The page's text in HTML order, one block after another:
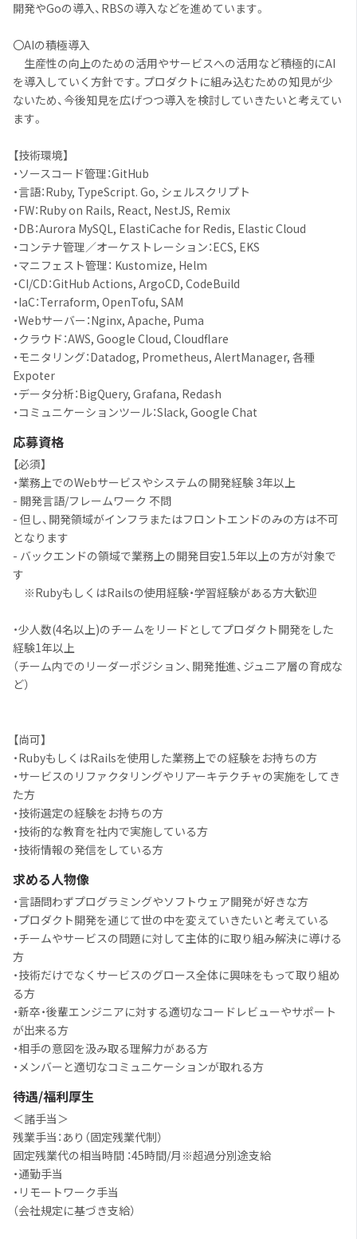
開発やGoの導入、RBSの導入などを進めています。
〇AIの積極導入
生産性の向上のための活用やサービスへの活用など積極的にAI
を導入していく方針です。プロダクトに組み込むための知見が少
ないため、今後知見を広げつつ導入を検討していきたいと考えてい
ます。
【技術環境】
・ソースコード管理：GitHub
・言語：Ruby, TypeScript. Go, シェルスクリプト
・FW：Ruby on Rails, React, NestJS, Remix
・DB：Aurora MySQL, ElastiCache for Redis, Elastic Cloud
・コンテナ管理／オーケストレーション：ECS, EKS
・マニフェスト管理： Kustomize, Helm
・CI/CD：GitHub Actions, ArgoCD, CodeBuild
・IaC：Terraform, OpenTofu, SAM
・Webサーバー：Nginx, Apache, Puma
・クラウド：AWS, Google Cloud, Cloudflare
・モニタリング：Datadog, Prometheus, AlertManager, 各種
Expoter
・データ分析：BigQuery, Grafana, Redash
・コミュニケーションツール：Slack, Google Chat
応募資格
【必須】
・業務上でのWebサービスやシステムの開発経験 3年以上
- 開発言語/フレームワーク 不問
- 但し、開発領域がインフラまたはフロントエンドのみの方は不可
となります
- バックエンドの領域で業務上の開発目安1.5年以上の方が対象で
す
※RubyもしくはRailsの使用経験・学習経験がある方大歓迎
・少人数(4名以上)のチームをリードとしてプロダクト開発をした
経験1年以上
（チーム内でのリーダーポジション、開発推進、ジュニア層の育成な
ど）
【尚可】
・RubyもしくはRailsを使用した業務上での経験をお持ちの方
・サービスのリファクタリングやリアーキテクチャの実施をしてき
た方
・技術選定の経験をお持ちの方
・技術的な教育を社内で実施している方
・技術情報の発信をしている方
求める人物像
・言語問わずプログラミングやソフトウェア開発が好きな方
・プロダクト開発を通じて世の中を変えていきたいと考えている
・チームやサービスの問題に対して主体的に取り組み解決に導ける
方
・技術だけでなくサービスのグロース全体に興味をもって取り組め
る方
・新卒・後輩エンジニアに対する適切なコードレビューやサポート
が出来る方
・相手の意図を汲み取る理解力がある方
・メンバーと適切なコミュニケーションが取れる方
待遇/福利厚生
＜諸手当＞
残業手当：あり（固定残業代制）
固定残業代の相当時間 ：45時間/月※超過分別途支給
・通勤手当
・リモートワーク手当
（会社規定に基づき支給）